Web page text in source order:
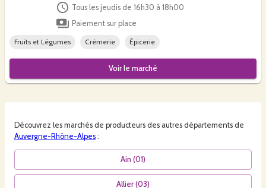
Tous les jeudis de 16h30 à 18h00
Paiement sur place
Fruits et Légumes Crèmerie Épicerie
Voir le marché
Découvrez les marchés de producteurs des autres départements de
Auvergne-Rhône-Alpes :
Ain (01)
Allier (03)